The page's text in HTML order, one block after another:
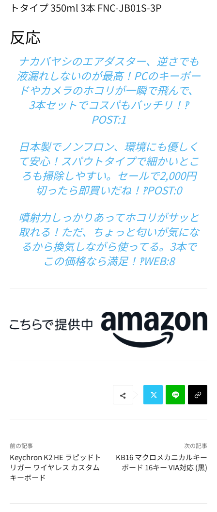
トタイプ 350ml 3本 FNC-JB01S-3P
反応
ナカバヤシのエアダスター、逆さでも
液漏れしないのが最高！PCのキーボー
ドやカメラのホコリが一瞬で飛んで、
3本セットでコスパもバッチリ！‽
POST:1
日本製でノンフロン、環境にも優しく
て安心！スパウトタイプで細かいとこ
ろも掃除しやすい。セールで2,000円
切ったら即買いだね！‽POST:0
噴射力しっかりあってホコリがサッと
取れる！ただ、ちょっと匂いが気にな
るから換気しながら使ってる。3本で
この価格なら満足！‽WEB:8
前の記事
Keychron K2 HE ラピッドト
リガー ワイヤレス カスタム
キーボード
次の記事
KB16 マクロメカニカルキー
ボード 16キー VIA対応 (黒)